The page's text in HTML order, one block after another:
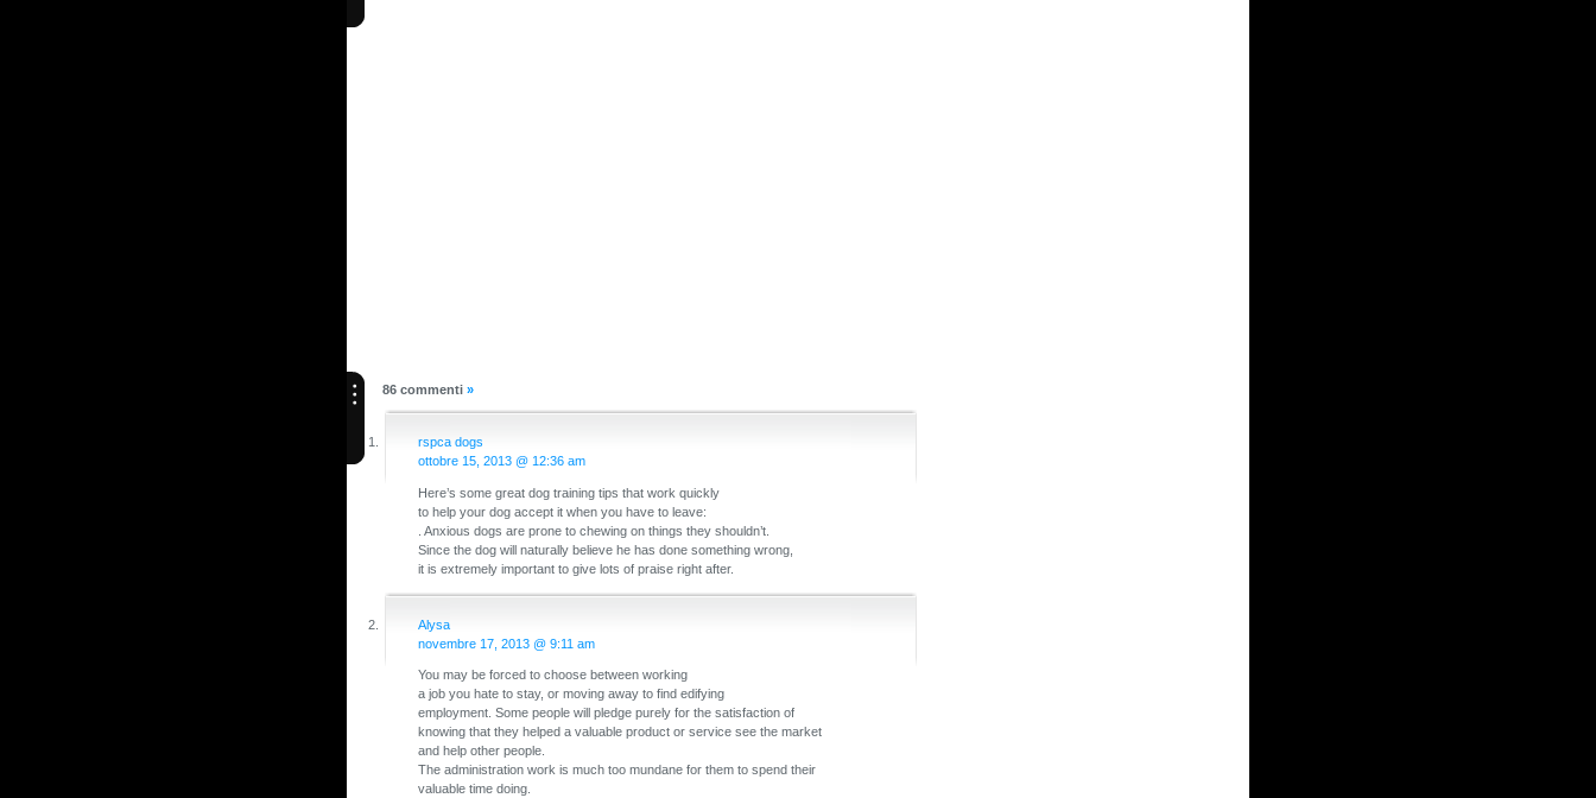
86 commenti »
rspca dogs
ottobre 15, 2013 @ 12:36 am
Here’s some great dog training tips that work quickly
to help your dog accept it when you have to leave:
. Anxious dogs are prone to chewing on things they shouldn’t.
Since the dog will naturally believe he has done something wrong,
it is extremely important to give lots of praise right after.
Alysa
novembre 17, 2013 @ 9:11 am
You may be forced to choose between working
a job you hate to stay, or moving away to find edifying
employment. Some people will pledge purely for the satisfaction of
knowing that they helped a valuable product or service see the market
and help other people.
The administration work is much too mundane for them to spend their
valuable time doing.